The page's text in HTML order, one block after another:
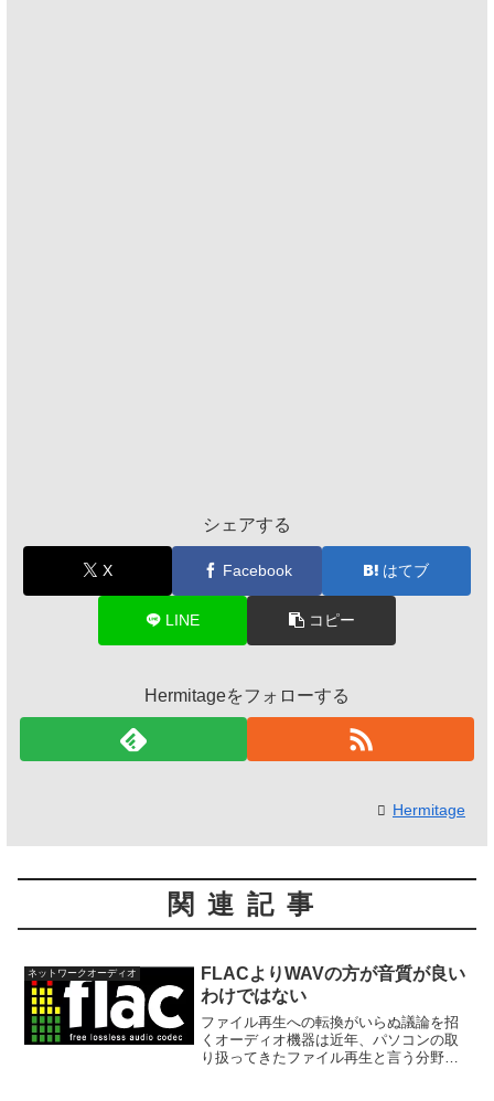
シェアする
X Facebook はてブ
LINE コピー
Hermitageをフォローする
Hermitage
関連記事
ネットワークオーディオ
FLACよりWAVの方が音質が良い
わけではない
ファイル再生への転換がいらぬ議論を招
くオーディオ機器は近年、パソコンの取
り扱ってきたファイル再生と言う分野に